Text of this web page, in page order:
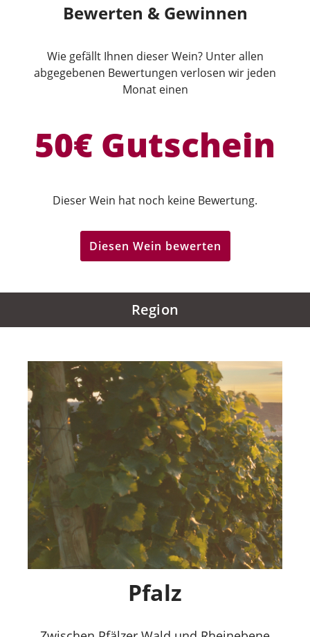
Bewerten & Gewinnen
Wie gefällt Ihnen dieser Wein? Unter allen
abgegebenen Bewertungen verlosen wir jeden
Monat einen
50€ Gutschein
Dieser Wein hat noch keine Bewertung.
Diesen Wein bewerten
Region
Pfalz